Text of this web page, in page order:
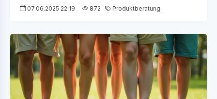
07.06.2025 22:19 872 Produktberatung